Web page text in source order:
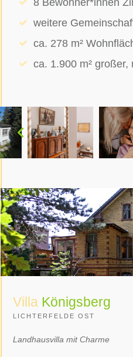
8 Bewohner*innen
weitere
ca. 278 m²
ca. 1.900 m²
Villa Königsberg
LICHTERFELDE OST
Landhausvilla mit Charme